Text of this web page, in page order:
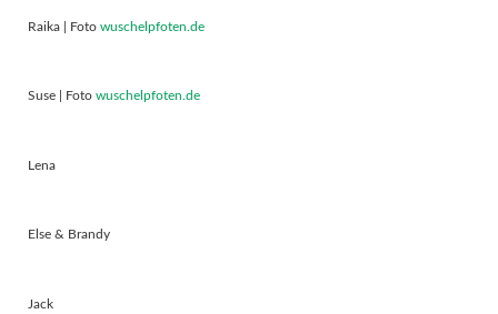
Raika | Foto wuschelpfoten.de
Suse | Foto wuschelpfoten.de
Lena
Else & Brandy
Jack